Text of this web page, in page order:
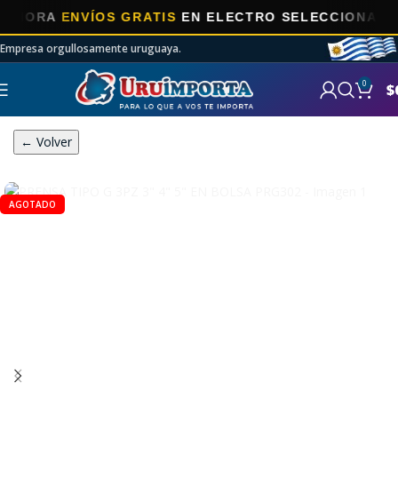
ENVÍOS GRATISEN ELECTRO SELECCIONADOS!
Empresa orgullosamente uruguaya.
0 $
← Volver
AGOTADO